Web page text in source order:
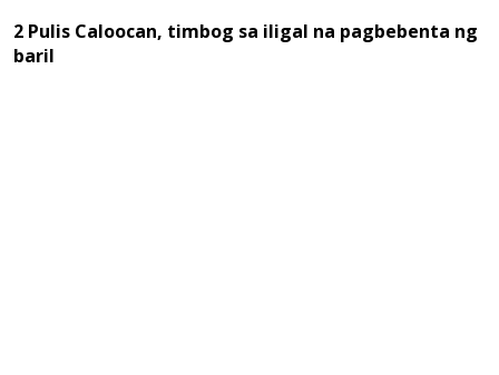
2 Pulis Caloocan, timbog sa iligal na pagbebenta ng
baril